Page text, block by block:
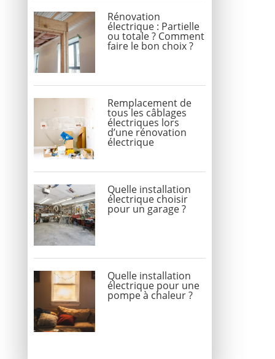
Rénovation
électrique : Partielle
ou totale ? Comment
faire le bon choix ?
Remplacement de
tous les câblages
électriques lors
d’une rénovation
électrique
Quelle installation
électrique choisir
pour un garage ?
Quelle installation
électrique pour une
pompe à chaleur ?